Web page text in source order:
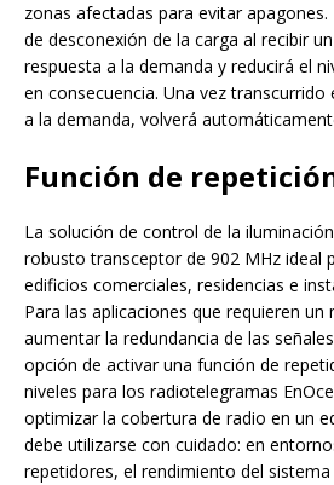
zonas afectadas para evitar
de desconexión de la carga al recibir
respuesta a la demanda y reducirá el
en consecuencia. Una vez
a la demanda, volverá
Función de
La solución de control de la
robusto transceptor de 902 MHz ideal
edificios comerciales, residencias e
Para las aplicaciones que requieren
aumentar la redundancia de las
opción de activar una función de
niveles para los radiotelegramas
optimizar la cobertura de radio en un
debe utilizarse con cuidado: en
repetidores, el rendimiento del